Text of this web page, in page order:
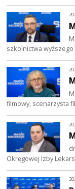
szkolnictwa wyższego
filmowy, scenarzysta
Okręgowej Izby